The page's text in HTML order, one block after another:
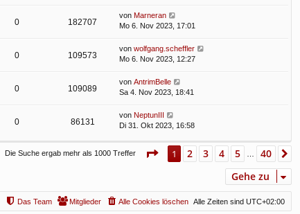
0 182707
von Marneran
Mo 6. Nov 2023, 17:01
0 109573
von wolfgang.scheffler
Mo 6. Nov 2023, 12:27
0 109089
von AntrimBelle
Sa 4. Nov 2023, 18:41
0 86131
von NeptunIII
Di 31. Okt 2023, 16:58
Die Suche ergab mehr als 1000 Treffer Seite 1von 40
1 2 3 4 5 … 40
Gehe zu
Alle Zeiten sind UTC+02:00
Alle Cookies löschen
Mitglieder
Das Team